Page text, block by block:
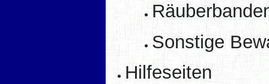
Sonstige
Hilfeseiten